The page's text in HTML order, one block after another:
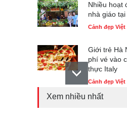
Nhiều hoạt
nhà giáo
Cảnh đẹp Việt
Giới trẻ Hà
phí vé vào
thực Italy
Cảnh đẹp Việt
Xem nhiều nhất